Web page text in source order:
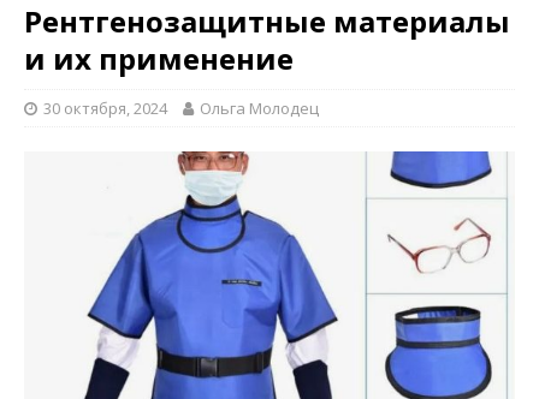
Рентгенозащитные материалы
и их применение
30 октября, 2024 Ольга Молодец